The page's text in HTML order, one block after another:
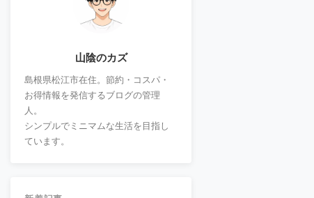
山陰のカズ
島根県松江市在住。節約・コスパ・
お得情報を発信するブログの管理
人。
シンプルでミニマムな生活を目指し
ています。